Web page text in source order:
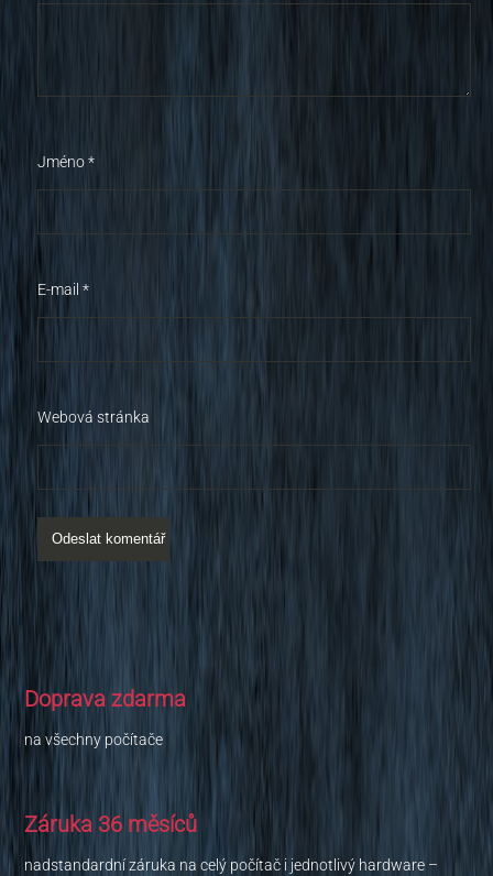
Jméno*
E-mail*
Webová stránka
Doprava zdarma
na všechny počítače
Záruka 36 měsíců
nadstandardní záruka na celý počítač i jednotlivý hardware –